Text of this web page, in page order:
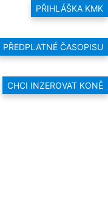
PŘIHLÁŠKA KMK
PŘEDPLATNÉ ČASOPISU
CHCI INZEROVAT KONĚ